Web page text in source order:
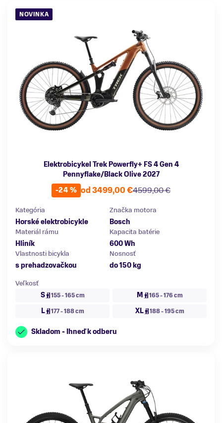
NOVINKA
Elektrobicykel Trek Powerfly+ FS 4 Gen 4
Pennyflake/Black Olive 2027
-24 %
4599,00 €
od 3499,00 €
Kategória
Horské elektrobicykle
Značka motora
Bosch
Materiál rámu
Hliník
Kapacita batérie
600 Wh
Vlastnosti bicykla
s prehadzovačkou
Nosnosť
do 150 kg
Veľkosť
S
155 - 165 cm M 165 - 176 cm
L 177 - 188 cm XL 188 - 195 cm
Skladom - Ihneď k odberu